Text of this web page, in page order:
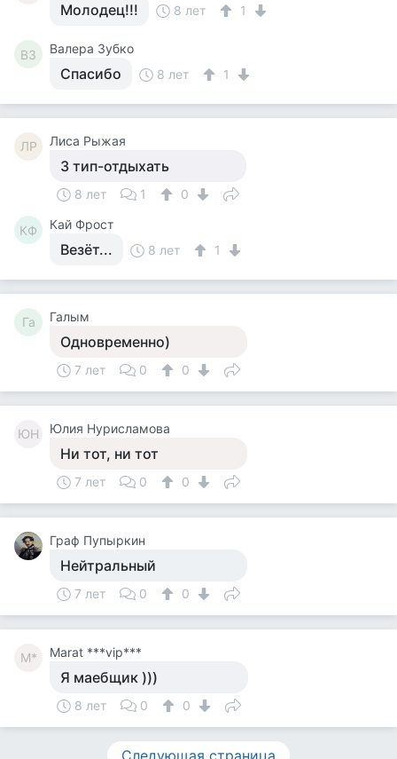
Молодец!!! 8 лет 1
ВЗ Валера Зубко
Спасибо 8 лет 1
ЛР Лиса Рыжая
3 тип-отдыхать
8 лет 1 0
КФ Кай Фрост
Везёт... 8 лет 1
Га Галым
Одновременно)
7 лет 0 0
ЮН Юлия Нурисламова
Ни тот, ни тот
7 лет 0 0
Граф Пупыркин
Нейтральный
7 лет 0 0
M* Marat ***vip***
Я маебщик )))
8 лет 0 0
Следующая страница